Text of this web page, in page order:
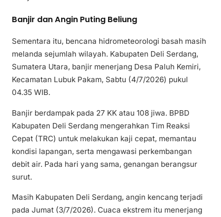
Banjir dan Angin Puting Beliung
Sementara itu, bencana hidrometeorologi basah masih
melanda sejumlah wilayah. Kabupaten Deli Serdang,
Sumatera Utara, banjir menerjang Desa Paluh Kemiri,
Kecamatan Lubuk Pakam, Sabtu (4/7/2026) pukul
04.35 WIB.
Banjir berdampak pada 27 KK atau 108 jiwa. BPBD
Kabupaten Deli Serdang mengerahkan Tim Reaksi
Cepat (TRC) untuk melakukan kaji cepat, memantau
kondisi lapangan, serta mengawasi perkembangan
debit air. Pada hari yang sama, genangan berangsur
surut.
Masih Kabupaten Deli Serdang, angin kencang terjadi
pada Jumat (3/7/2026). Cuaca ekstrem itu menerjang